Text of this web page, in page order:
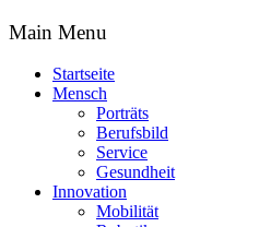
Main Menu
Startseite
Mensch
Porträts
Berufsbild
Service
Gesundheit
Innovation
Mobilität